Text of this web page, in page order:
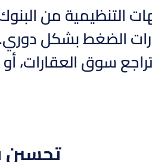
التنظيمية من
الضغط بشكل
سوق العقارات،
تحسين